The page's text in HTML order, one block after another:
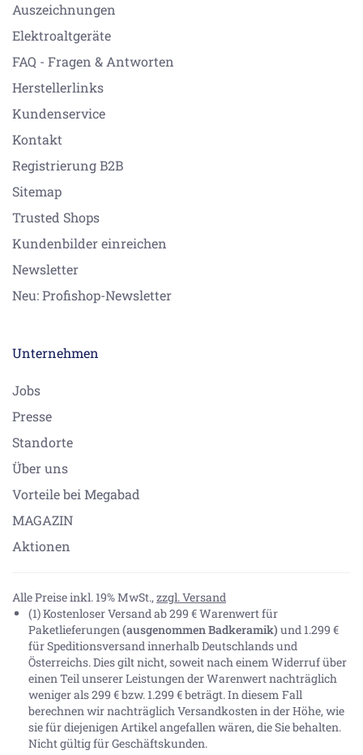
Auszeichnungen
Elektroaltgeräte
FAQ - Fragen & Antworten
Herstellerlinks
Kundenservice
Kontakt
Registrierung B2B
Sitemap
Trusted Shops
Kundenbilder einreichen
Newsletter
Neu: Profishop-Newsletter
Unternehmen
Jobs
Presse
Standorte
Über uns
Vorteile bei Megabad
MAGAZIN
Aktionen
Alle Preise inkl. 19% MwSt., zzgl. Versand
(1) Kostenloser Versand ab 299 € Warenwert für
Paketlieferungen(ausgenommen Badkeramik) und 1.299 €
für Speditionsversand innerhalb Deutschlands und
Österreichs. Dies gilt nicht, soweit nach einem Widerruf über
einen Teil unserer Leistungen der Warenwert nachträglich
weniger als 299 € bzw. 1.299 € beträgt. In diesem Fall
berechnen wir nachträglich Versandkosten in der Höhe, wie
sie für diejenigen Artikel angefallen wären, die Sie behalten.
Nicht gültig für Geschäftskunden.